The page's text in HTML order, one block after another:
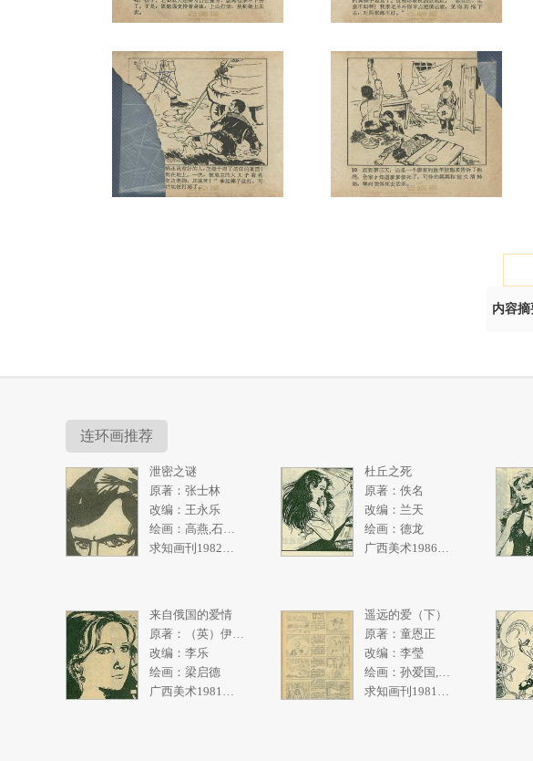
内容摘
连环画推荐
泄密之谜
原著：张士林
改编：王永乐
杜丘之死
原著：佚名
改编：兰天
绘画：德龙
来自俄国的爱情
改编：李乐
绘画：梁启德
遥远的爱（下）
原著：童恩正
改编：李瑩